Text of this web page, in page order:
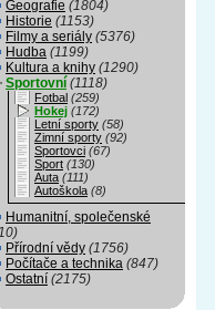
Geografie (1804)
Historie (1153)
Filmy a seriály (5376)
Hudba (1199)
Kultura a knihy (1290)
Sportovní (1118)
Fotbal (259)
Hokej (172)
Letní sporty (58)
Zimní sporty (92)
Sportovci (67)
Sport (130)
Auta (111)
Autoškola (8)
Humanitní, společenské
Přírodní vědy (1756)
Počítače a technika (847)
Ostatní (2175)